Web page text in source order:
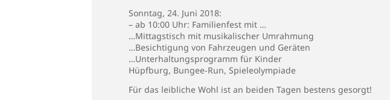
Sonntag, 24. Juni 2018:
– ab 10:00 Uhr: Familienfest mit …
…Mittagstisch mit musikalischer Umrahmung
…Besichtigung von Fahrzeugen und Geräten
…Unterhaltungsprogramm für Kinder
Hüpfburg, Bungee-Run, Spieleolympiade
Für das leibliche Wohl ist an beiden Tagen bestens gesorgt!